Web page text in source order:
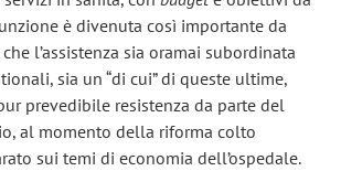
è divenuta così importante da
l’assistenza sia oramai subordinata
sia un “di cui” di queste ultime,
prevedibile resistenza da parte del
al momento della riforma colto
sui temi di economia dell’ospedale.